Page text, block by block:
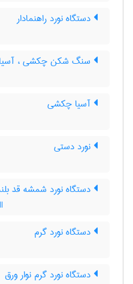
دستگاه نورد راهنمادار
سنگ شکن چکشی ،
آسیا چکشی
نورد دستی
دستگاه نورد شمشه قد
دستگاه نورد گرم
دستگاه نورد گرم نوار ورق